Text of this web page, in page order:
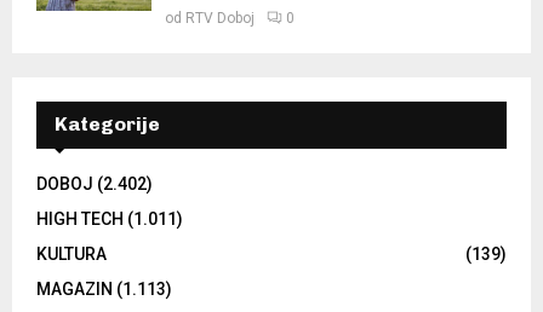
od RTV Doboj 0
Kategorije
DOBOJ (2.402)
HIGH TECH (1.011)
KULTURA
(139)
MAGAZIN (1.113)